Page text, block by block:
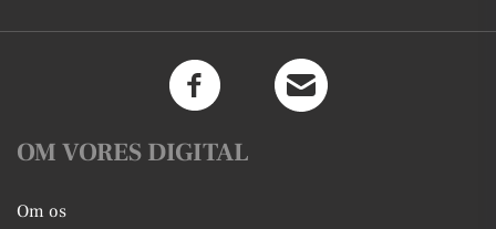
OM VORES DIGITAL
Om os